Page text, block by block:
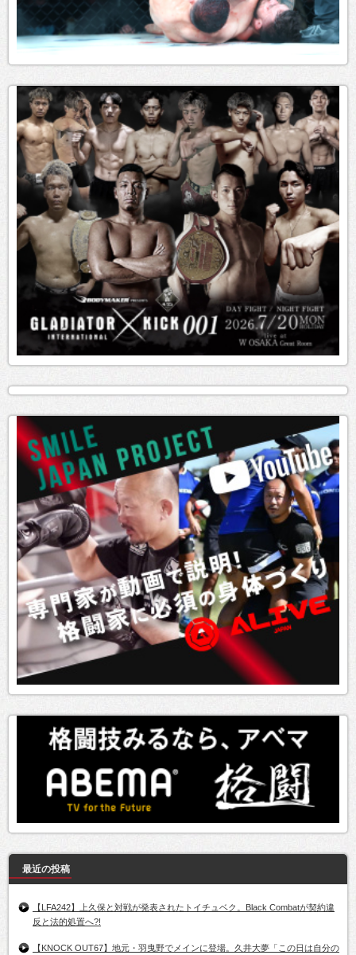
最近の投稿
【LFA242】上久保と対戦が発表されたトイチュベク。Black Combatが契約違
反と法的処置へ?!
【KNOCK OUT67】地元・羽曳野でメインに登場。久井大夢「この日は自分の